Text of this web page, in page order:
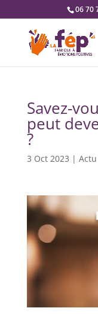
06 70
Savez-
peut
?
3 Oct 2023 | Actu